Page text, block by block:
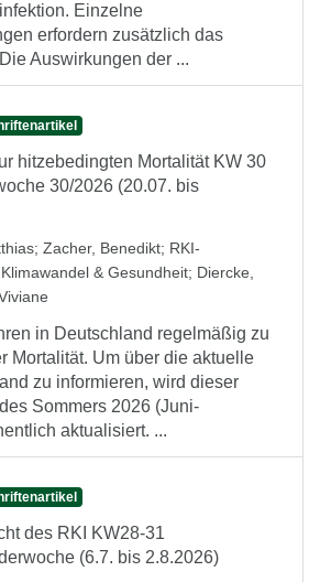
Einzelne
erfordern zusätzlich das
Auswirkungen der ...
hitzebedingten Mortalität KW 30
30/2026 (20.07. bis
; Zacher, Benedikt; RKI-
& Gesundheit; Diercke,
in Deutschland regelmäßig zu
Mortalität. Um über die aktuelle
zu informieren, wird dieser
Sommers 2026 (Juni-
aktualisiert. ...
des RKI KW28-31
(6.7. bis 2.8.2026)